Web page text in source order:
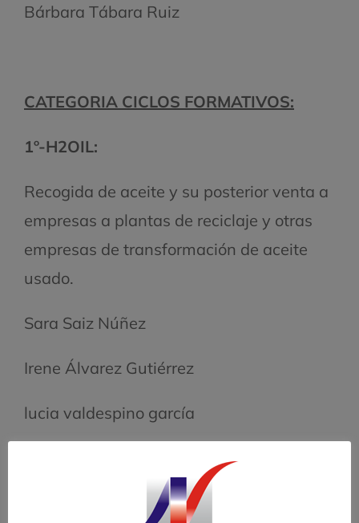
Bárbara Tábara Ruiz
CATEGORIA CICLOS FORMATIVOS:
1º-H2OIL:
Recogida de aceite y su posterior venta a
empresas a plantas de reciclaje y otras
empresas de transformación de aceite
usado.
Sara Saiz Núñez
Irene Álvarez Gutiérrez
lucia valdespino garcía
2º-ACER STREET: